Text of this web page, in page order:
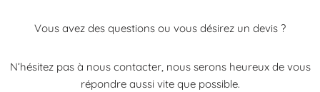
Vous avez des questions ou vous désirez un devis ?
N’hésitez pas à nous contacter, nous serons heureux de vous
répondre aussi vite que possible.